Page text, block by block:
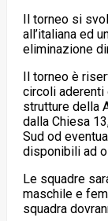
Il torneo si
all’italiana ed
eliminazione
Il torneo è
circoli
strutture della
dalla Chiesa
Sud od
disponibili ad
Le squadre
maschile e
squadra